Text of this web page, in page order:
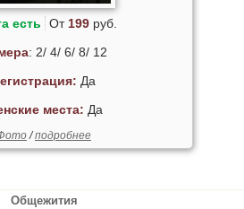
есть От 199руб.
: 2/ 4/ 6/ 8/ 12
Да
места: Да
/подробнее
Общежития